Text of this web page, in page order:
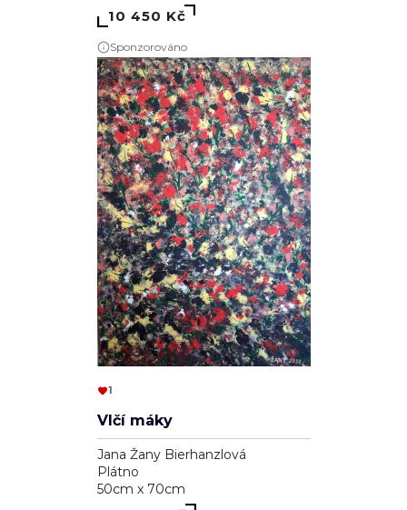
10 450 Kč
Sponzorováno
1
Vlčí máky
Jana Žany Bierhanzlová
Plátno
50cm x 70cm